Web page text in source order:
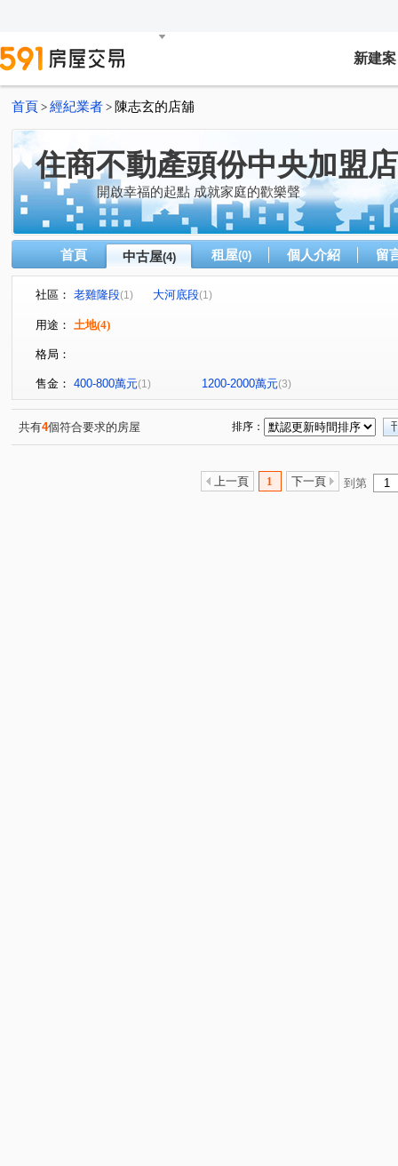
新建案
首頁 > 經紀業者 > 陳志玄的店舖
住商不動產頭份中央加盟店
開啟幸福的起點 成就家庭的歡樂聲
首頁 中古屋(4) 租屋(0) 個人介紹 留
社區： 老雞隆段(1) 大河底段(1)
用途： 土地(4)
格局：
售金： 400-800萬元(1) 1200-2000萬元(3)
共有4個符合要求的房屋 排序：
上一頁 1 下一頁 到第